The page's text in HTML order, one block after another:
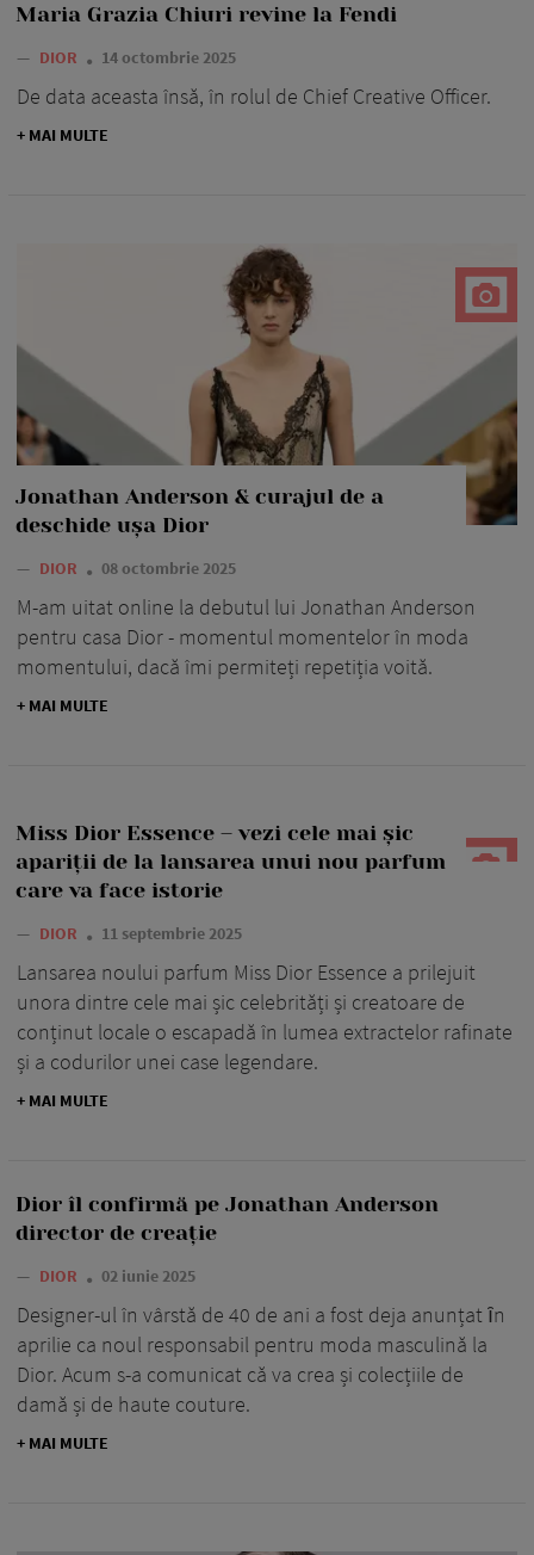
Maria Grazia Chiuri revine la Fendi
— DIOR 14 octombrie 2025
De data aceasta însă, în rolul de Chief Creative Officer.
+ MAI MULTE
Jonathan Anderson & curajul de a
deschide ușa Dior
— DIOR 08 octombrie 2025
M-am uitat online la debutul lui Jonathan Anderson
pentru casa Dior - momentul momentelor în moda
momentului, dacă îmi permiteți repetiția voită.
+ MAI MULTE
Miss Dior Essence – vezi cele mai șic
apariții de la lansarea unui nou parfum
care va face istorie
— DIOR 11 septembrie 2025
Lansarea noului parfum Miss Dior Essence a prilejuit
unora dintre cele mai șic celebrități și creatoare de
conținut locale o escapadă în lumea extractelor rafinate
și a codurilor unei case legendare.
+ MAI MULTE
Dior îl confirmă pe Jonathan Anderson
director de creație
— DIOR 02 iunie 2025
Designer-ul în vârstă de 40 de ani a fost deja anunțat ȋn
aprilie ca noul responsabil pentru moda masculină la
Dior. Acum s-a comunicat că va crea și colecțiile de
damă și de haute couture.
+ MAI MULTE